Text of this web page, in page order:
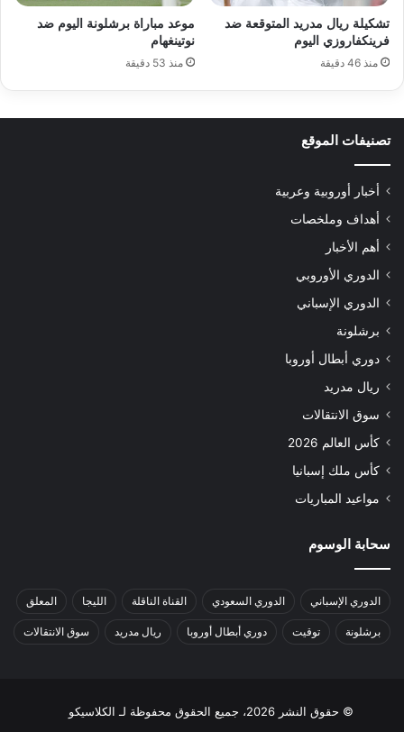
تشكيلة ريال مدريد المتوقعة ضد
فرينكفاروزي اليوم
منذ 46 دقيقة
موعد مباراة برشلونة اليوم ضد
نوتينغهام
منذ 53 دقيقة
تصنيفات الموقع
أخبار أوروبية وعربية
أهداف وملخصات
أهم الأخبار
الدوري الأوروبي
الدوري الإسباني
برشلونة
دوري أبطال أوروبا
ريال مدريد
سوق الانتقالات
كأس العالم 2026
كأس ملك إسبانيا
مواعيد المباريات
سحابة الوسوم
الدوري الإسباني الدوري السعودي القناة الناقلة الليجا المعلق
برشلونة توقيت دوري أبطال أوروبا ريال مدريد سوق الانتقالات
© حقوق النشر 2026، جميع الحقوق محفوظة لـ الكلاسيكو